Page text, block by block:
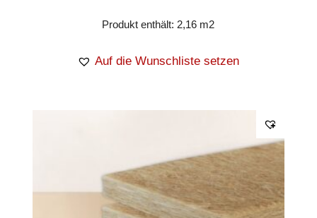
Produkt enthält: 2,16 m2
Auf die Wunschliste setzen